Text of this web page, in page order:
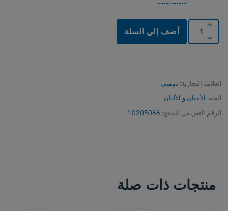
أضف إلى السلة
العلامة التجارية: دومتي
الفئة: الأجبان و الألبان
الرقم التعريفي للمنتج: 10205066
منتجات ذات صلة